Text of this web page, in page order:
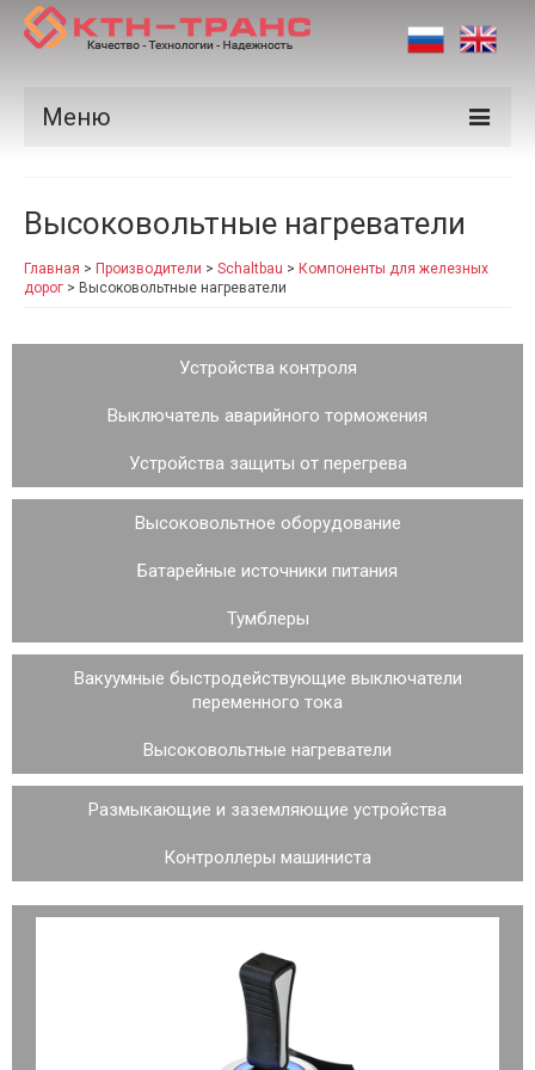
Меню
Производители
Рынки
Контакты
Высоковольтные нагреватели
Главная > Производители > Schaltbau > Компоненты для железных
дорог > Высоковольтные нагреватели
Устройства контроля
Выключатель аварийного торможения
Устройства защиты от перегрева
Высоковольтное оборудование
Батарейные источники питания
Тумблеры
Вакуумные быстродействующие выключатели
переменного тока
Высоковольтные нагреватели
Размыкающие и заземляющие устройства
Контроллеры машиниста